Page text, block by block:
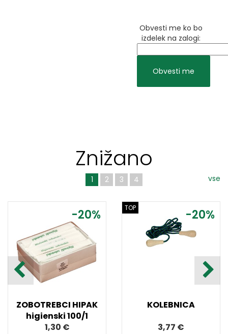
Obvesti me ko bo
izdelek na zalogi:
Znižano
vse
1 2 3 4
-20%
ZOBOTREBCI HIPAK
higienski 100/1
1,30 €
-20%
TOP
KOLEBNICA
3,77 €